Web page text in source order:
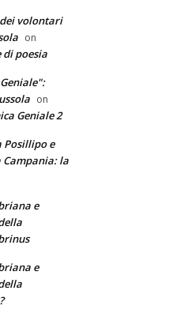
volontari
on
di poesia
on
Geniale 2
Posillipo e
Campania: la
e
e